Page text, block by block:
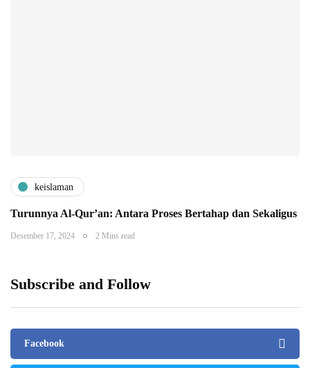
keislaman
Turunnya Al-Qur’an: Antara Proses Bertahap dan Sekaligus
Desember 17, 2024 2 Mins read
Subscribe and Follow
Facebook